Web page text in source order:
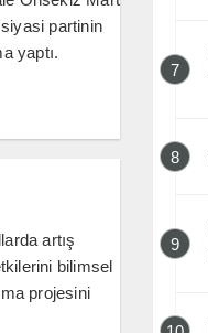
partinin
yaptı.
artış
bilimsel
projesini
7
8
9